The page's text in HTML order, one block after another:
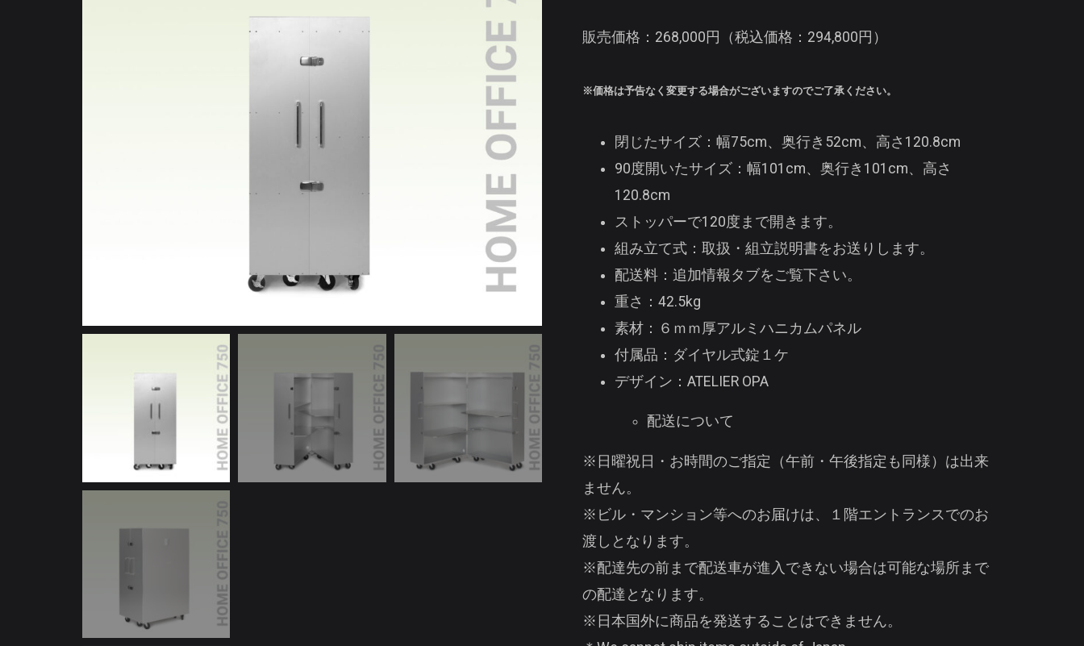
販売価格：268,000円（税込価格：294,800円）
※価格は予告なく変更する場合がございますのでご了承ください。
閉じたサイズ：幅75cm、奥行き52cm、高さ120.8cm
90度開いたサイズ：幅101cm、奥行き101cm、高さ
120.8cm
ストッパーで120度まで開きます。
組み立て式：取扱・組立説明書をお送りします。
配送料：追加情報タブをご覧下さい。
重さ：42.5kg
素材：６ｍｍ厚アルミハニカムパネル
付属品：ダイヤル式錠１ ケ
デザイン：ATELIER OPA
配送について
※日曜祝日・お時間のご指定（午前・午後指定も同様）は出来
ません。
※ビル・マンション等へのお届けは、１階エントランスでのお
渡しとなります。
※配達先の前まで配送車が進入できない場合は可能な場所まで
の配達となります。
※日本国外に商品を発送することはできません。